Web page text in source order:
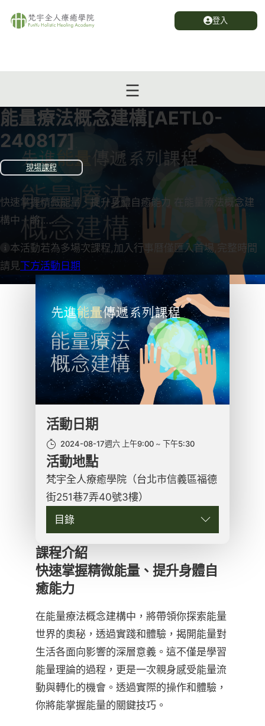
登入
能量療法概念建構[AETL0-
240817]
現場課程
快速掌握精微能量、提升身體自癒能力 在能量療法概念建
構中，將…...
本活動若為多場次課程,加入行事曆僅匯入首場,完整時間
請見下方活動日期
課程介紹
快速掌握精微能量、提升身體自
癒能力
在能量療法概念建構中，將帶領你探索能量
世界的奧秘，透過實踐和體驗，揭開能量對
生活各面向影響的深層意義。這不僅是學習
能量理論的過程，更是一次親身感受能量流
動與轉化的機會。透過實際的操作和體驗，
你將能掌握能量的關鍵技巧。
活動日期
2024-08-17週六 上午9:00 下午5:30
活動地點
梵宇全人療癒學院（台北市信義區福德
街251巷7弄40號3樓）
目錄